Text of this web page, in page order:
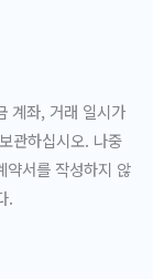
계좌, 거래 일시가
관하십시오. 나중
약서를 작성하지 않
.